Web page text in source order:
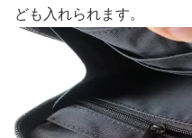
ども入れられます。